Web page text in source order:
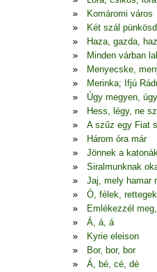
Komáromi város
Két szál
Haza, gazda,
Minden várban
Menyecske,
Merinka; Ifjú
Úgy megyen,
Hess, légy, ne
A szűz egy Fiat
Három óra már
Jönnek a
Siralmunknak
Jaj, mely hamar
Ó, félek, rettegek
Emlékezzél
Á, á, á
Kyrie eleison
Bor, bor, bor
Á, bé, cé, dé